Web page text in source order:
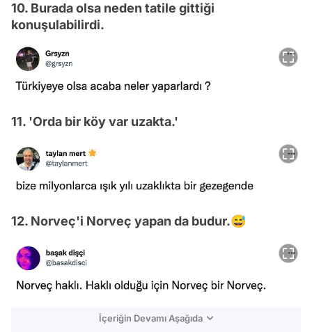
10. Burada olsa neden tatile gittiği
konuşulabilirdi.
11. 'Orda bir köy var uzakta.'
12. Norveç'i Norveç yapan da budur.😅
İçeriğin Devamı Aşağıda